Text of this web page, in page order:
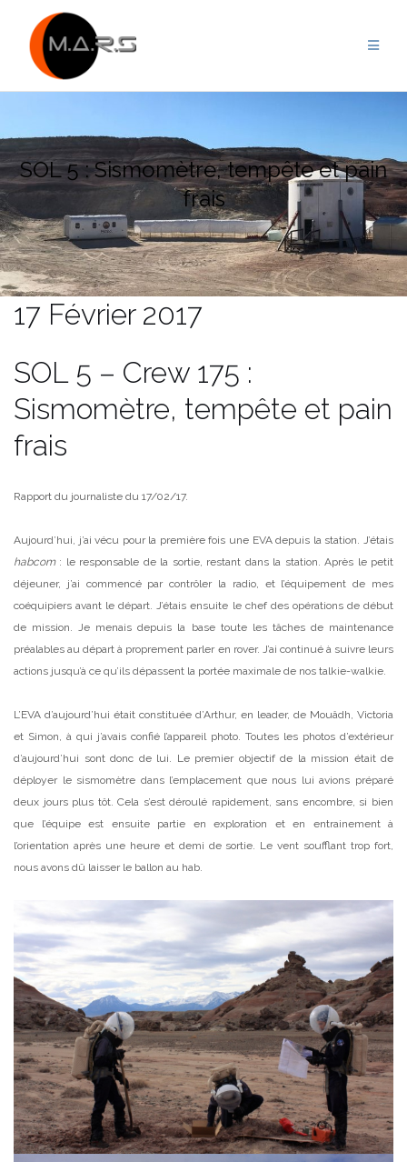
content
SOL 5 : Sismomètre, tempête et pain
frais
17 Février 2017
SOL 5 – Crew 175 :
Sismomètre, tempête et pain
frais
Rapport du journaliste du 17/02/17.
Aujourd’hui, j’ai vécu pour la première fois une EVA depuis la station. J’étais
habcom: le responsable de la sortie, restant dans la station. Après le petit
déjeuner, j’ai commencé par contrôler la radio, et l’équipement de mes
coéquipiers avant le départ. J’étais ensuite le chef des opérations de début
de mission. Je menais depuis la base toute les tâches de maintenance
préalables au départ à proprement parler en rover. J’ai continué à suivre leurs
actions jusqu’à ce qu’ils dépassent la portée maximale de nos talkie-walkie.
L’EVA d’aujourd’hui était constituée d’Arthur, en leader, de Mouâdh, Victoria
et Simon, à qui j’avais confié l’appareil photo. Toutes les photos d’extérieur
d’aujourd’hui sont donc de lui. Le premier objectif de la mission était de
déployer le sismomètre dans l’emplacement que nous lui avions préparé
deux jours plus tôt. Cela s’est déroulé rapidement, sans encombre, si bien
que l’équipe est ensuite partie en exploration et en entrainement à
l’orientation après une heure et demi de sortie. Le vent soufflant trop fort,
nous avons dû laisser le ballon au hab.